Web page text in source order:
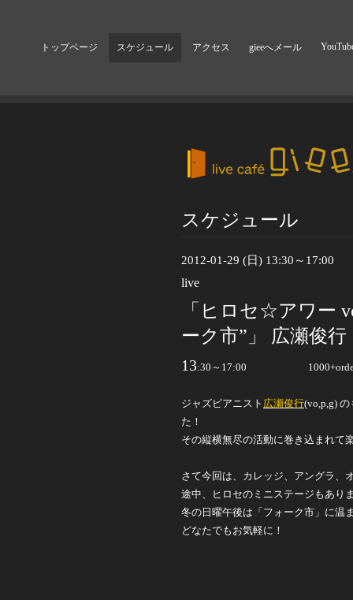
トップページ スケジュール アクセス gieeへメール
スケジュール
2012-01-29 (日) 13:30～17:00
live
「ヒロセ☆アワー
ーク市”」 広瀬俊行
13:30 ～ 17:00
ジャズピアニスト 広瀬俊行(vo,p,g)
た！
その縦横無尽の活動に巻き込まれて
さて今回は、 カレッジ、アングラ、
途中、ヒロセのミニステージもあり
冬の日曜午後は「フォーク市」に温
どなたでもお気軽に！